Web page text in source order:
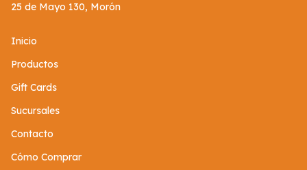
25 de Mayo 130, Morón
Inicio
Productos
Gift Cards
Sucursales
Contacto
Cómo Comprar